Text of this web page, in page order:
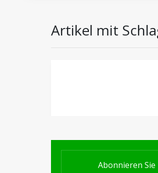
Artikel mit
Abonnieren